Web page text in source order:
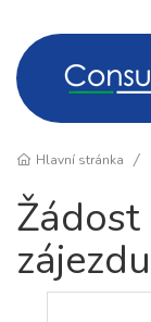
Hlavní stránka
Žádost